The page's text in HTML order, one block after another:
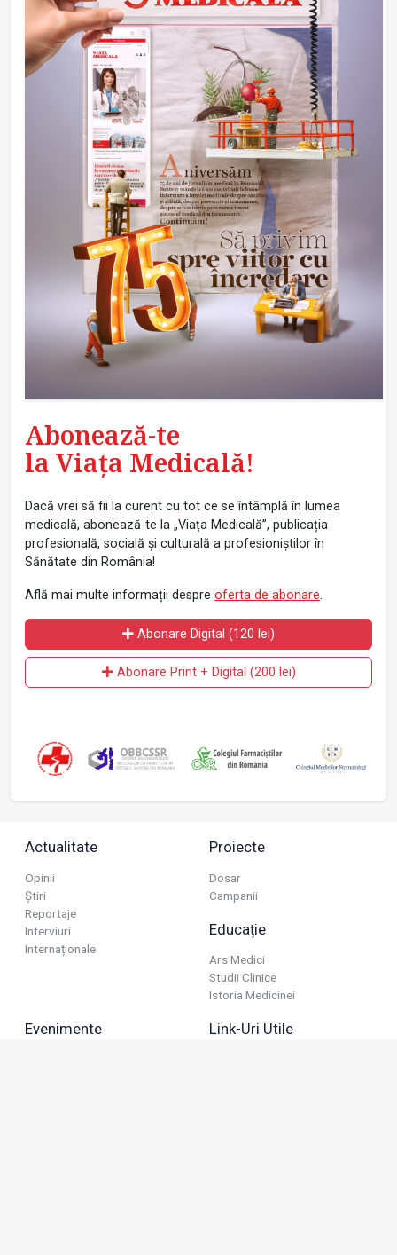
Abonează-te
la Viața Medicală!
Dacă vrei să fii la curent cu tot ce se întâmplă în lumea
medicală, abonează-te la „Viața Medicală”, publicația
profesională, socială și culturală a profesioniștilor în
Sănătate din România!
Află mai multe informații despre oferta de abonare.
Abonare Digital (120 lei)
Abonare Print + Digital (200 lei)
Actualitate
Opinii
Știri
Reportaje
Interviuri
Internaționale
Proiecte
Dosar
Campanii
Educație
Ars Medici
Studii Clinice
Istoria Medicinei
Evenimente Link-Uri Utile